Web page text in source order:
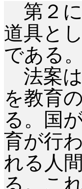
第２に
道具と
である。
法案は
を教育
る。国
育が行
れる人
る。こ